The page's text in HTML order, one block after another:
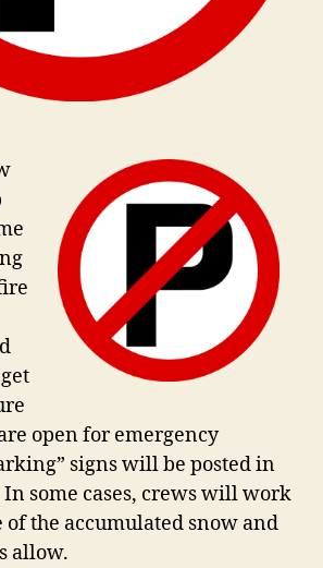
open for emergency
signs will be posted in
In some cases, crews will work
of the accumulated snow and
allow.